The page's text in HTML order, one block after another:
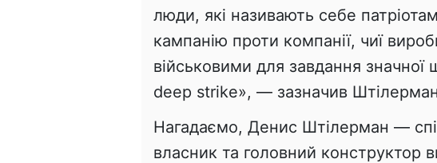
люди, які називають себе
кампанію проти компанії, чиї
військовими для завдання значної
deep strike», — зазначив
Нагадаємо, Денис Штілерман —
власник та головний конструктор